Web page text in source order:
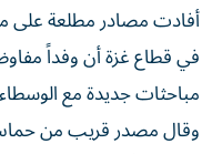
أفادت مصادر مطلعة على
في قطاع غزة أن وفداً
مباحثات جديدة مع
وقال مصدر قريب من